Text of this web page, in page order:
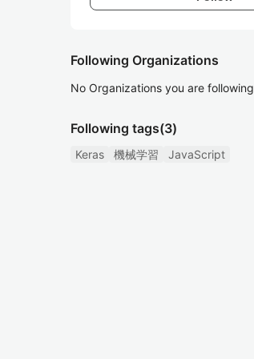
Following Organizations
No Organizations you are following
Following tags(3)
Keras 機械学習 JavaScript